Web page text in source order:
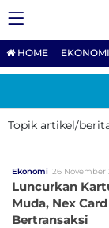
HOME EKONOMI
Topik artikel/
Ekonomi 26 November
Luncurkan
Muda, Nex
Bertransaksi